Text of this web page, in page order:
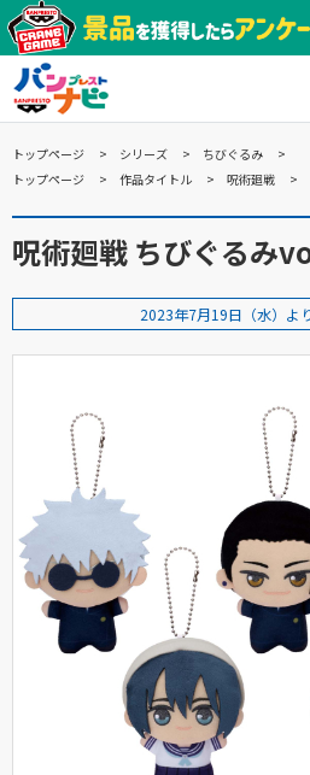
トップページ シリーズ
ちびぐるみ
トップページ
作品タイトル 呪術廻戦
呪術廻戦 ちびぐるみ
2023年7月19日（水）よ